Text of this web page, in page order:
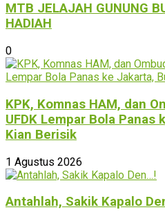
MTB JELAJAH GUNUNG
HADIAH
0
KPK, Komnas HAM, dan
UFDK Lempar Bola
Kian Berisik
1 Agustus 2026
Antahlah, Sakik Kapalo